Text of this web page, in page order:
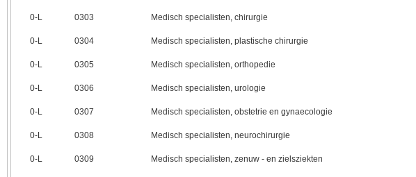
0‑L 0303 Medisch specialisten, chirurgie
0‑L 0304 Medisch specialisten, plastische chirurgie
0‑L 0305 Medisch specialisten, orthopedie
0‑L 0306 Medisch specialisten, urologie
0‑L 0307 Medisch specialisten, obstetrie en gynaecologie
0‑L 0308 Medisch specialisten, neurochirurgie
0‑L 0309 Medisch specialisten, zenuw - en zielsziekten